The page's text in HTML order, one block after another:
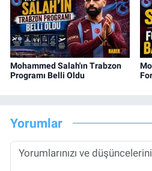
Mohammed Salah'ın Trabzon
Programı Belli Oldu
Yorumlar